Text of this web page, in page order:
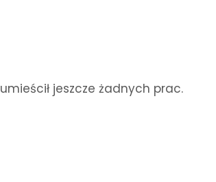
jeszcze żadnych prac.